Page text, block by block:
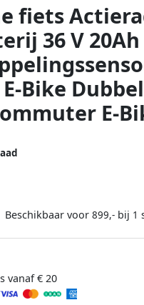
fiets
36 V 20Ah
Bike
E-
Beschikbaar voor 899,- bij 1
vanaf € 20